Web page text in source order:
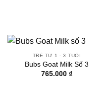
TRẺ TỪ 1 - 3 TUỔI
Bubs Goat Milk Số 3
765.000 ₫